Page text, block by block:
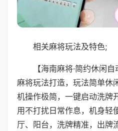
相关麻将玩法及特色;
【海南麻将·简约休闲
麻将玩法打造，玩法简单休
机操作极简，一键启动洗牌
用不打扰日常作息，机身轻
厅、阳台，洗牌精准，出牌